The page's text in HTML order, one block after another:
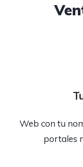
Web con tu
portales